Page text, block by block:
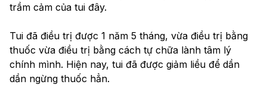
trầm cảm của tui đây.
Tui đã điều trị được 1 năm 5 tháng, vừa điều trị bằng
thuốc vừa điều trị bằng cách tự chữa lành tâm lý
chính mình. Hiện nay, tui đã được giảm liều để dần
dần ngừng thuốc hẳn.